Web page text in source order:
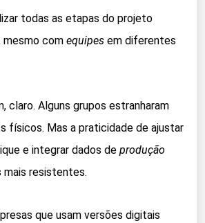
todas as etapas do projeto
mesmo com equipes em diferentes
claro. Alguns grupos estranharam
físicos. Mas a praticidade de ajustar
e integrar dados de produção
resistentes.
que usam versões digitais